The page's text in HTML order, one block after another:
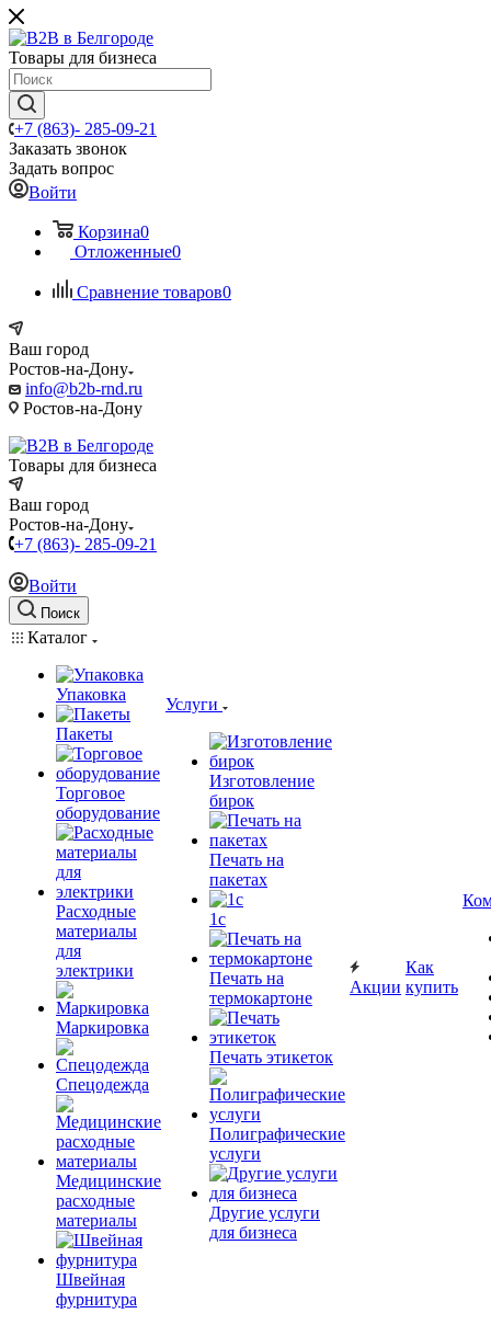
Товары для бизнеса
+7 (863)- 285-09-21
Заказать звонок
Задать вопрос
Войти
Корзина0
Отложенные0
Сравнение товаров0
Ваш город
Ростов-на-Дону
info@b2b-rnd.ru
Ростов-на-Дону
Товары для бизнеса
Ваш город
Ростов-на-Дону
+7 (863)- 285-09-21
Войти
Поиск
Каталог
Упаковка
Пакеты
Торговое
оборудование
Расходные
материалы
для
электрики
Маркировка
Спецодежда
Медицинские
расходные
материалы
Швейная
фурнитура
Услуги
Изготовление
бирок
Печать на
пакетах
1c
Печать на
термокартоне
Печать этикеток
Полиграфические
услуги
Другие услуги
для бизнеса
Акции
Как
купить